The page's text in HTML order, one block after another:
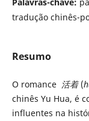
Palavras-chave:
tradução chinês-
Resumo
O romance 活着(
chinês Yu Hua, é
influentes na